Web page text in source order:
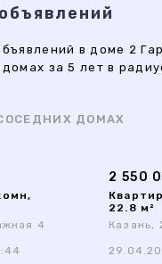
в доме 2
за 5 лет в
ДОМАХ
4
2 550
22.8 м²
Казань,